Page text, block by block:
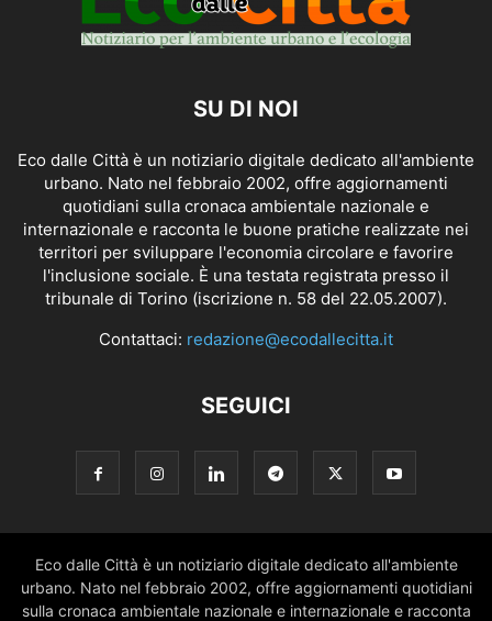
SU DI NOI
Eco dalle Città è un notiziario digitale dedicato all'ambiente
urbano. Nato nel febbraio 2002, offre aggiornamenti
quotidiani sulla cronaca ambientale nazionale e
internazionale e racconta le buone pratiche realizzate nei
territori per sviluppare l'economia circolare e favorire
l'inclusione sociale. È una testata registrata presso il
tribunale di Torino (iscrizione n. 58 del 22.05.2007).
Contattaci: redazione@ecodallecitta.it
SEGUICI
Eco dalle Città è un notiziario digitale dedicato all'ambiente
urbano. Nato nel febbraio 2002, offre aggiornamenti quotidiani
sulla cronaca ambientale nazionale e internazionale e racconta